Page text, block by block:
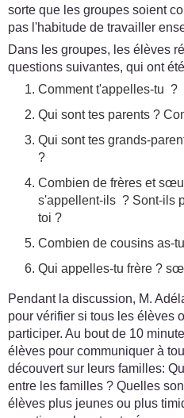
sorte que les groupes soient
pas l'habitude de travailler
Dans les groupes, les élèves
questions suivantes, qui ont
Comment t'appelles-tu ?
Qui sont tes parents ?
Qui sont tes grands-
?
Combien de frères et
s'appellent-ils ? Sont-ils
toi ?
Combien de cousins as-
Qui appelles-tu frère ?
Pendant la discussion, M.
pour vérifier si tous les élèves
participer. Au bout de 10
élèves pour communiquer à
découvert sur leurs familles:
entre les familles ? Quelles
élèves plus jeunes ou plus